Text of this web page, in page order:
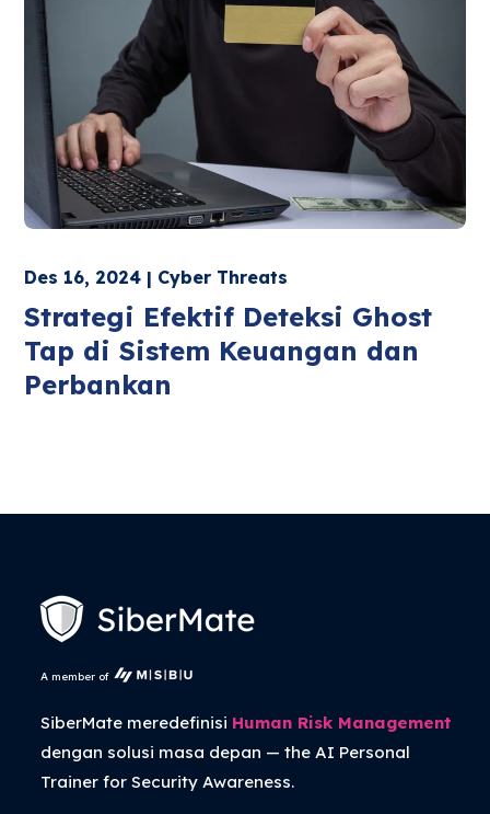
Des 16, 2024 | Cyber Threats
Strategi Efektif Deteksi Ghost
Tap di Sistem Keuangan dan
Perbankan
A member of
SiberMate meredefinisi Human Risk Management
dengan solusi masa depan — theAI Personal
Trainerfor Security Awareness.